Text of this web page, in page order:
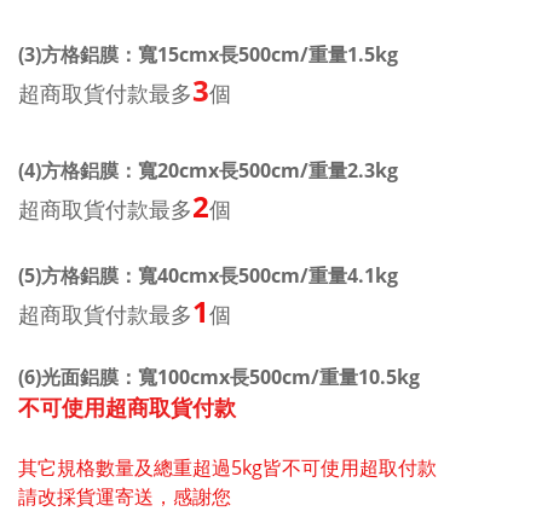
(3)方格鋁膜：寬15cmx長500cm/重量1.5kg
超商取貨付款最多3個
(4)方格鋁膜：寬20cmx長500cm/重量2.3kg
超商取貨付款最多2個
(5)方格鋁膜：寬40cmx長500cm/重量4.1kg
超商取貨付款最多1個
(6)光面鋁膜：寬100cmx長500cm/重量10.5kg
不可使用超商取貨付款
其它規格數量及總重超過5kg皆不可使用超取付款
請改採貨運寄送，感謝您